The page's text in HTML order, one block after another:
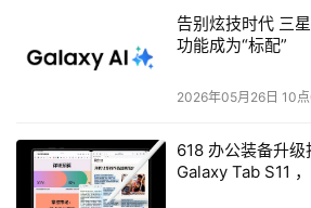
（可扩至32口）；
 Qlogic 2342L光纤通道适配器
AIX5.1操作系统；
Windows Advanced Server
告别炫技时代 三
功能成为“标配”
2026年05月26日 10
618 办公装备升
Galaxy Tab S11